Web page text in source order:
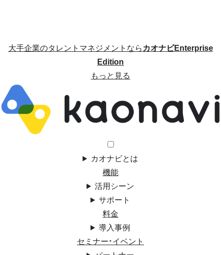
大手企業のタレントマネジメントならカオナビEnterprise
Edition
もっと見る
カオナビとは
機能
活用シーン
サポート
料金
導入事例
セミナー・イベント